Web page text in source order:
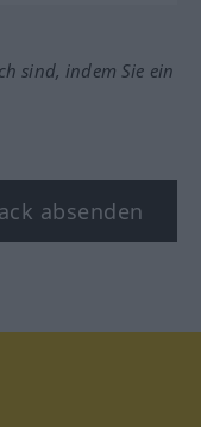
sind, indem Sie ein
absenden